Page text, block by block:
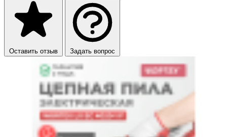
Оставить отзыв Задать вопрос